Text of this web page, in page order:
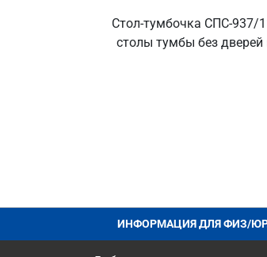
Стол-тумбочка СПС-937/
столы тумбы без дверей
ИНФОРМАЦИЯ ДЛЯ ФИЗ/